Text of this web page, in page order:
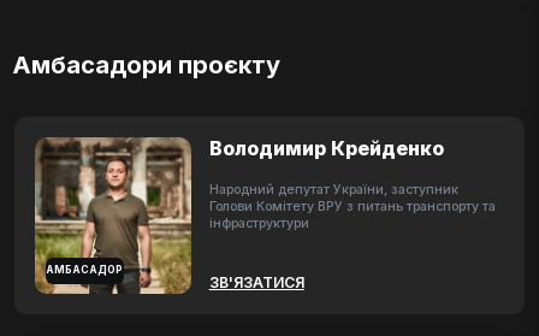
Амбасадори проєкту
АМБАСАДОР
Володимир Крейденко
Народний депутат України, заступник
Голови Комітету ВРУ з питань транспорту та
інфраструктури
ЗВ'ЯЗАТИСЯ